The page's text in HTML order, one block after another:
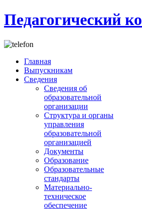
Педагогический
Главная
Выпускникам
Сведения
Сведения об
образовательной
организации
Структура и органы
управления
образовательной
организацией
Документы
Образование
Образовательные
стандарты
Материально-
техническое
обеспечение